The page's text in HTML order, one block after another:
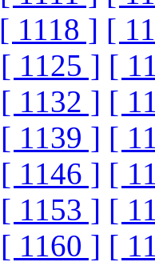
[ 1118 ] [
[ 1125 ] [
[ 1132 ] [
[ 1139 ] [
[ 1146 ] [
[ 1153 ] [
[ 1160 ] [